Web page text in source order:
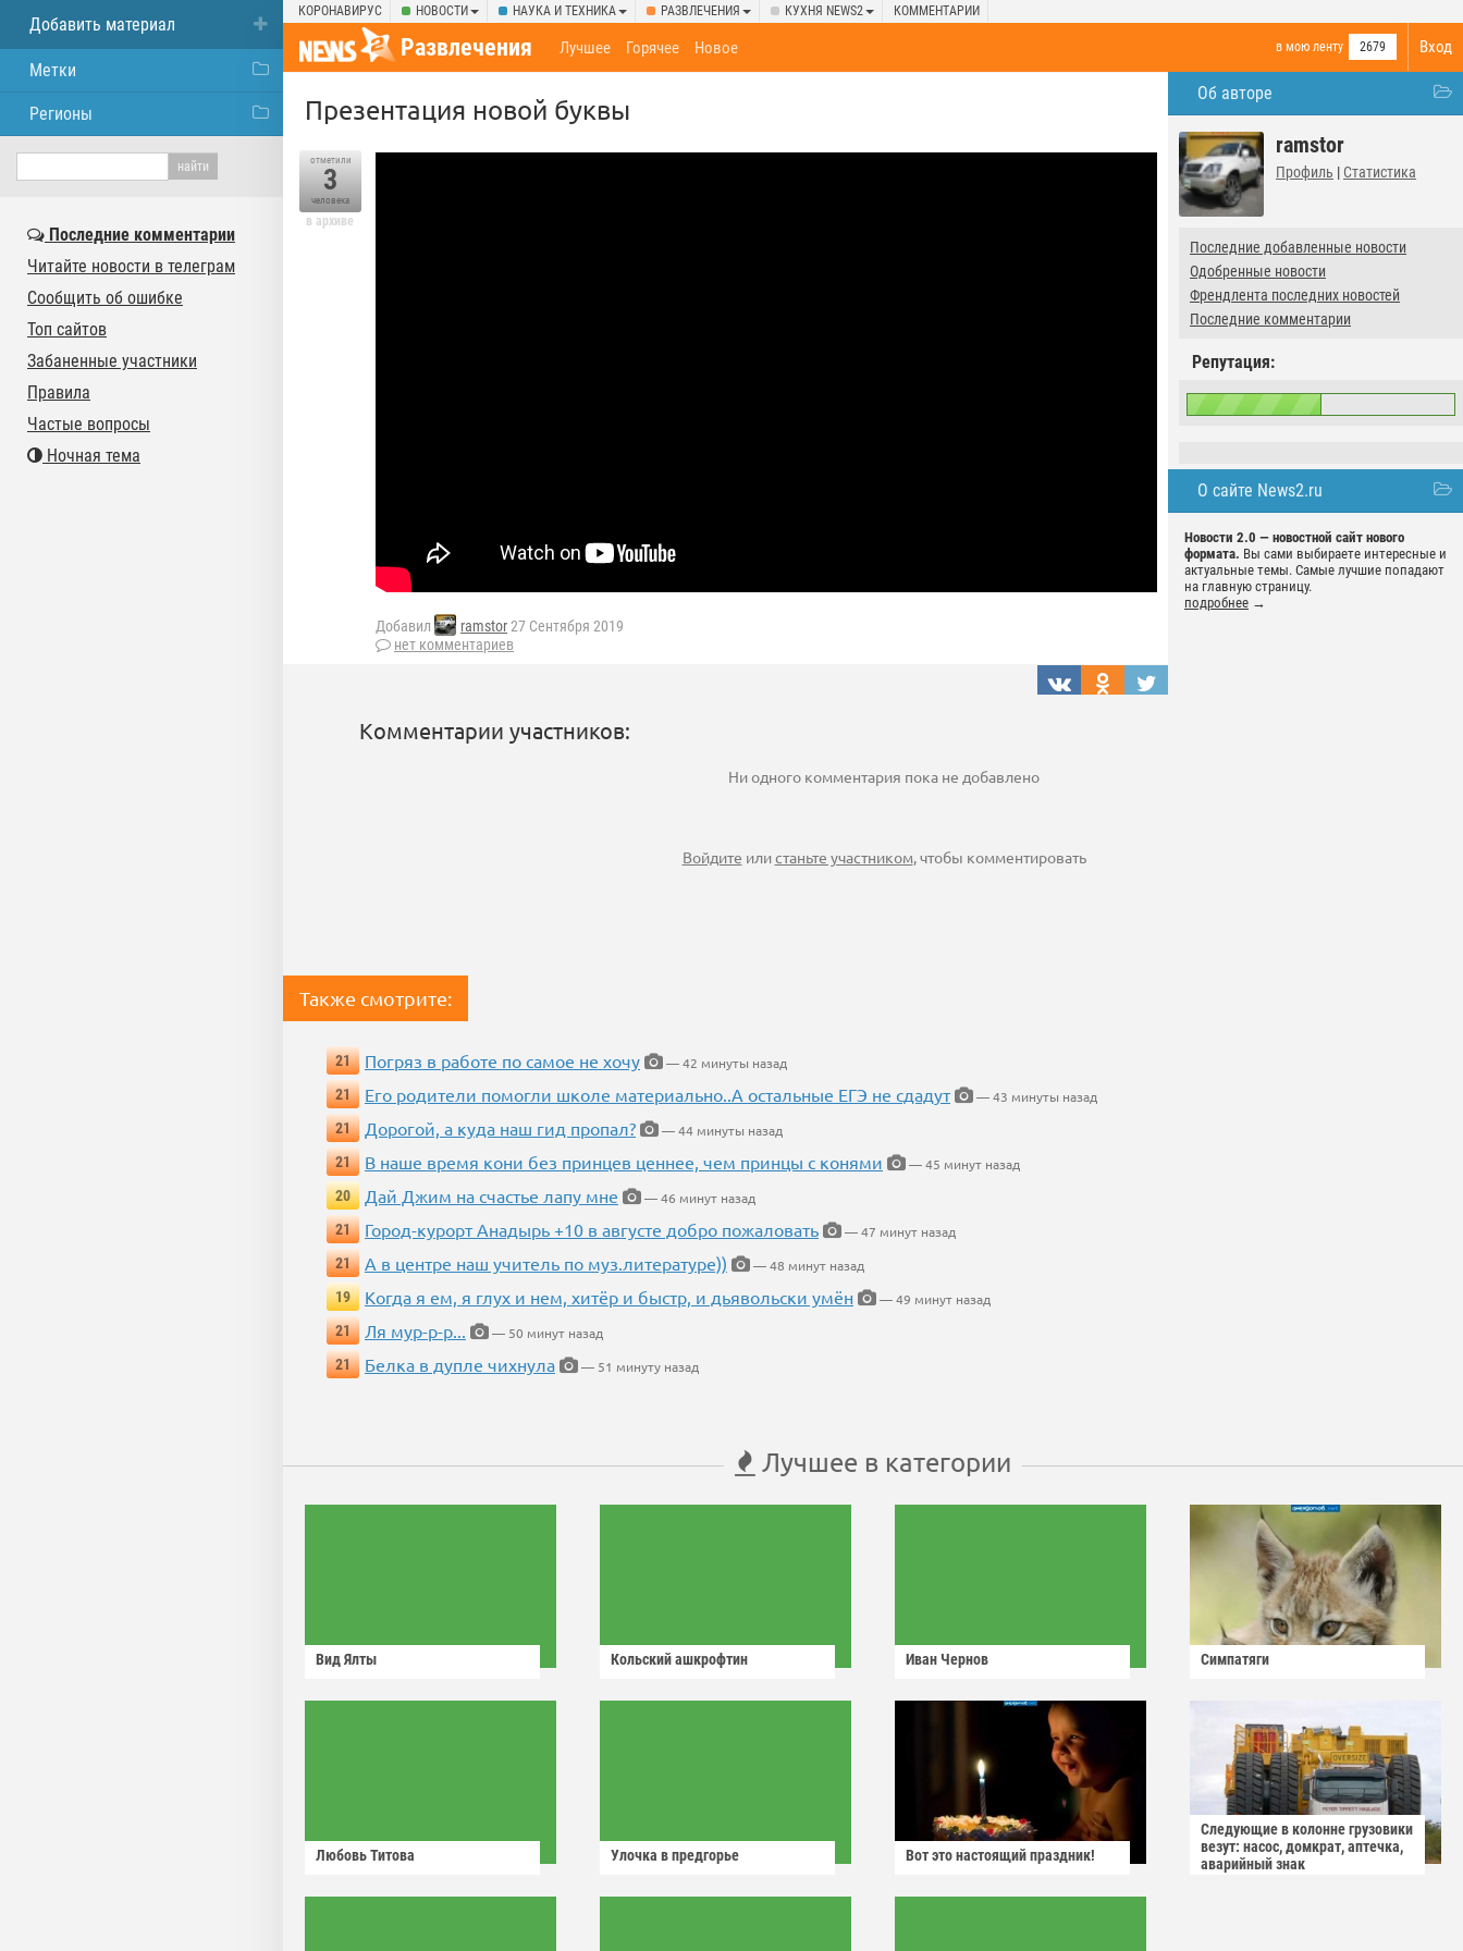
КОРОНАВИРУС НОВОСТИ НАУКА И ТЕХНИКА РАЗВЛЕЧЕНИЯ КУХНЯ NEWS2 КОММЕНТАРИИ
Вход
Развлечения в мою ленту 2679
Лучшее Горячее Новое
Об авторе
ramstor
Профиль | Статистика
Последние добавленные новости
Одобренные новости
Френдлента последних новостей
Последние комментарии
Репутация:
О сайте News2.ru
Новости 2.0 — новостной сайт нового
формата. Вы сами выбираете интересные и
актуальные темы. Самые лучшие попадают
на главную страницу.
подробнее →
Презентация новой буквы
отметили
3
человека
в архиве
Добавил ramstor27 Сентября 2019
нет комментариев
Комментарии участников:
Ни одного комментария пока не добавлено
Войдите илистаньте участником, чтобы комментировать
Также смотрите:
21 Погряз в работе по самое не хочу
— 42 минуты назад
21
Его родители помогли школе материально..А остальные ЕГЭ не сдадут
— 43 минуты назад
21
Дорогой, а куда наш гид пропал?
— 44 минуты назад
21
В наше время кони без принцев ценнее, чем принцы с конями
— 45 минут назад
20
Дай Джим на счастье лапу мне
— 46 минут назад
21
Город-курорт Анадырь +10 в августе добро пожаловать
— 47 минут назад
21
А в центре наш учитель по муз.литературе))
— 48 минут назад
19
Когда я ем, я глух и нем, хитёр и быстр, и дьявольски умён
— 49 минут назад
21
Ля мур-р-р...
— 50 минут назад
21
Белка в дупле чихнула — 51 минуту назад
Лучшее в категории
Вид Ялты Кольский ашкрофтин Иван Чернов Симпатяги
Любовь Титова Улочка в предгорье Вот это настоящий праздник!
Следующие в колонне грузовики
везут: насос, домкрат, аптечка,
аварийный знак
Добавить материал
Метки
Регионы
Последние комментарии
Читайте новости в телеграм
Сообщить об ошибке
Топ сайтов
Забаненные участники
Правила
Частые вопросы
Ночная тема